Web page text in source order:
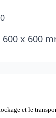
x 600
et le